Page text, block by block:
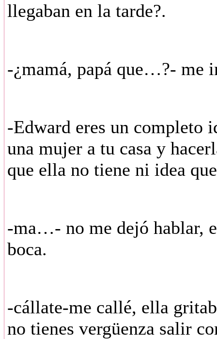
llegaban en la tarde?.
-¿mamá, papá que…?- me
-Edward eres un completo
una mujer a tu casa y
que ella no tiene ni idea
-ma…- no me dejó hablar,
boca.
-cállate-me callé, ella
no tienes vergüenza salir